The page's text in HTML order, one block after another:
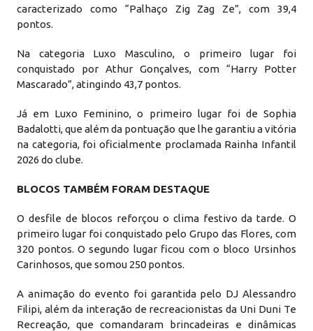
caracterizado como “Palhaço Zig Zag Ze”, com 39,4
pontos.
Na categoria Luxo Masculino, o primeiro lugar foi
conquistado por Athur Gonçalves, com “Harry Potter
Mascarado”, atingindo 43,7 pontos.
Já em Luxo Feminino, o primeiro lugar foi de Sophia
Badalotti, que além da pontuação que lhe garantiu a vitória
na categoria, foi oficialmente proclamada Rainha Infantil
2026 do clube.
BLOCOS TAMBÉM FORAM DESTAQUE
O desfile de blocos reforçou o clima festivo da tarde. O
primeiro lugar foi conquistado pelo Grupo das Flores, com
320 pontos. O segundo lugar ficou com o bloco Ursinhos
Carinhosos, que somou 250 pontos.
A animação do evento foi garantida pelo DJ Alessandro
Filipi, além da interação de recreacionistas da Uni Duni Te
Recreação, que comandaram brincadeiras e dinâmicas